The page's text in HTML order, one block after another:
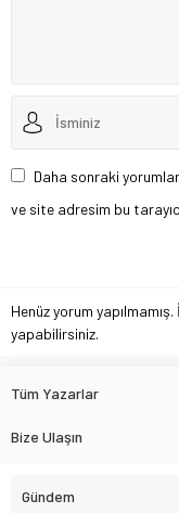
Daha sonraki
ve site adresim bu
Henüz yorum
yapabilirsiniz.
Tüm Yazarlar
Bize Ulaşın
Gündem